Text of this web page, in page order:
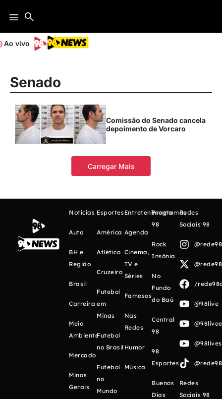
Ao vivo
Senado
Comissão do Senado cancela
depoimento de Vorcaro
Carregar Mais
Notícias
Auto
BH e
Região
Brasil
Carreira
Meio
Ambiente
Mercado
Minas
Gerais
Esportes
América
Atlético
Cruzeiro
Futebol
em
Minas
Futebol
no Brasil
Futebol
no
Mundo
Entretenimento
Agenda
Cinema,
TV e
Séries
Famosos
Nas
Redes
Humor
Música
Programas
98
Rock
Insônia
No
Fundo
do Baú
Central
98
98
Esportes
Buenos
Días
Redes
Sociais 98
/
@98live
Redes
Sociais 98